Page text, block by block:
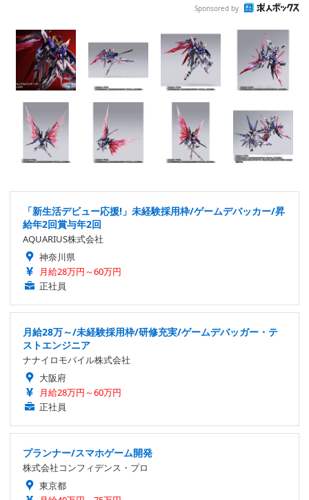
Sponsored by
「新生活デビュー応援!」未経験採用枠/ゲームデバッカー/昇
給年2回賞与年2回
AQUARIUS株式会社
神奈川県
月給28万円～60万円
正社員
月給28万～/未経験採用枠/研修充実/ゲームデバッガー・テ
ストエンジニア
ナナイロモバイル株式会社
大阪府
月給28万円～60万円
正社員
プランナー/スマホゲーム開発
株式会社コンフィデンス・プロ
東京都